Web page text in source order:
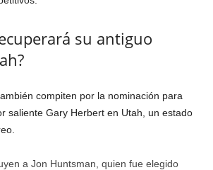
su antiguo
compiten por la nominación para
saliente Gary Herbert en Utah, un estado
a Jon Huntsman, quien fue elegido